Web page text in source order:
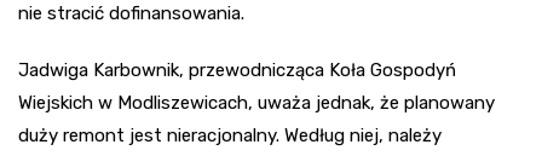
nie stracić dofinansowania.
Jadwiga Karbownik, przewodnicząca Koła Gospodyń
Wiejskich w Modliszewicach, uważa jednak, że planowany
duży remont jest nieracjonalny. Według niej, należy